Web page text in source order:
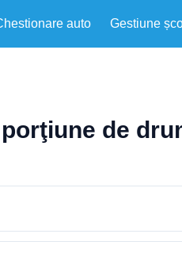
auto Gestiune
de